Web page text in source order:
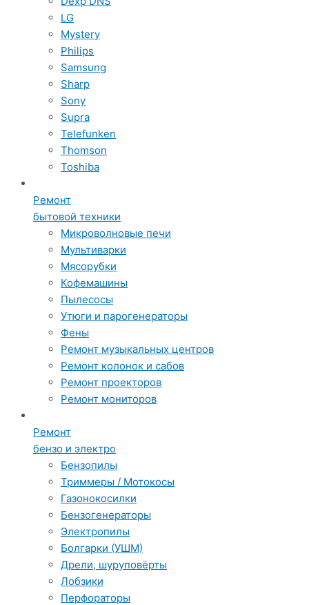
LG
Mystery
Philips
Samsung
Sharp
Sony
Supra
Telefunken
Thomson
Toshiba
Ремонт
бытовой техники
Микроволновые печи
Мультиварки
Мясорубки
Кофемашины
Пылесосы
Утюги и парогенераторы
Фены
Ремонт музыкальных центров
Ремонт колонок и сабов
Ремонт проекторов
Ремонт мониторов
Ремонт
бензо и электро
Бензопилы
Триммеры / Мотокосы
Газонокосилки
Бензогенераторы
Электропилы
Болгарки (УШМ)
Дрели, шуруповёрты
Лобзики
Перфораторы